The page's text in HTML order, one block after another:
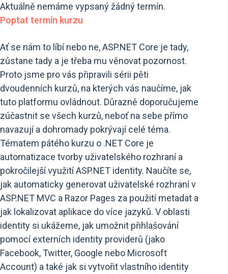
Aktuálně nemáme vypsaný žádný termín.
Poptat termín kurzu
Ať se nám to líbí nebo ne, ASP.NET Core je tady,
zůstane tady a je třeba mu věnovat pozornost.
Proto jsme pro vás připravili sérii pěti
dvoudenních kurzů, na kterých vás naučíme, jak
tuto platformu ovládnout. Důrazně doporučujeme
zúčastnit se všech kurzů, neboť na sebe přímo
navazují a dohromady pokrývají celé téma.
Tématem pátého kurzu o .NET Core je
automatizace tvorby uživatelského rozhraní a
pokročilejší využití ASP.NET identity. Naučíte se,
jak automaticky generovat uživatelské rozhraní v
ASP.NET MVC a Razor Pages za použití metadat a
jak lokalizovat aplikace do více jazyků. V oblasti
identity si ukážeme, jak umožnit přihlašování
pomocí externích identity providerů (jako
Facebook, Twitter, Google nebo Microsoft
Account) a také jak si vytvořit vlastního identity